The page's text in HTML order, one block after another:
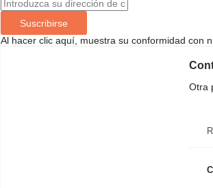
Suscribirse
Al hacer clic aquí, muestra su conformidad con
Otra